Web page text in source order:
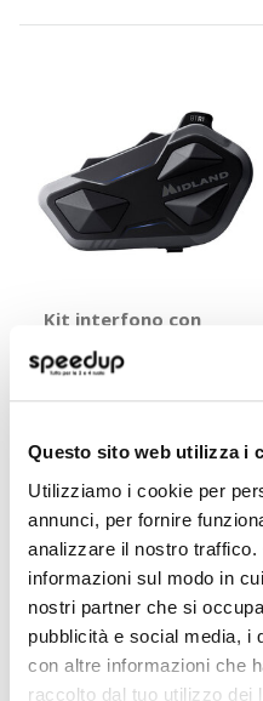
Questo sito web utilizza i
Utilizziamo i cookie per
annunci, per fornire
analizzare il nostro traffico.
informazioni sul modo in
nostri partner che si
pubblicità e social media, i
con altre informazioni che
raccolto dal tuo utilizzo dei
Kit interfono con
Intercom -
MIDLAND
CONSEGNA IN Spedizione